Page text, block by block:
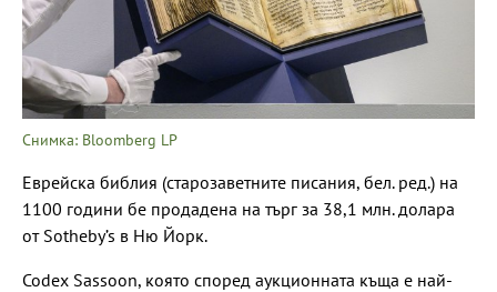
Снимка: Bloomberg LP
Еврейска библия (старозаветните писания, бел. ред.) на
1100 години бе продадена на търг за 38,1 млн. долара
от Sotheby’s в Ню Йорк.
Codex Sassoon, която според аукционната къща е най-